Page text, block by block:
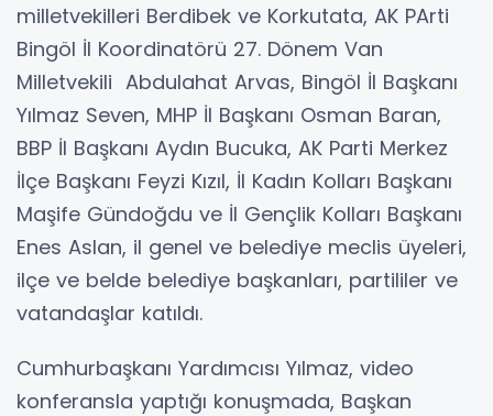
milletvekilleri Berdibek ve Korkutata, AK PArti
Bingöl İl Koordinatörü 27. Dönem Van
Milletvekili Abdulahat Arvas, Bingöl İl Başkanı
Yılmaz Seven, MHP İl Başkanı Osman Baran,
BBP İl Başkanı Aydın Bucuka, AK Parti Merkez
İlçe Başkanı Feyzi Kızıl, İl Kadın Kolları Başkanı
Maşife Gündoğdu ve İl Gençlik Kolları Başkanı
Enes Aslan, il genel ve belediye meclis üyeleri,
ilçe ve belde belediye başkanları, partililer ve
vatandaşlar katıldı.
Cumhurbaşkanı Yardımcısı Yılmaz, video
konferansla yaptığı konuşmada, Başkan